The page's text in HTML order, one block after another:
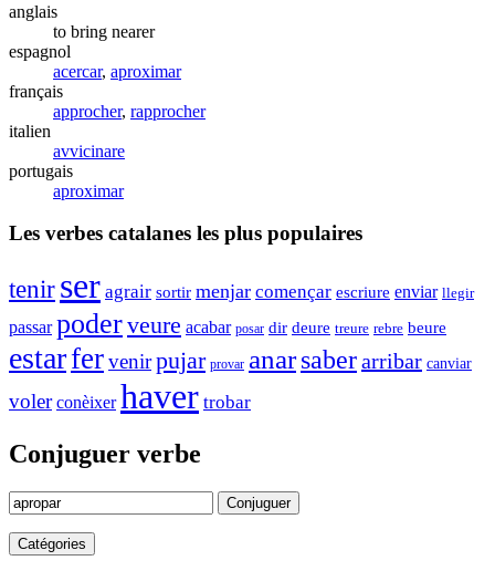
anglais
to bring nearer
espagnol
acercar, aproximar
français
approcher, rapprocher
italien
avvicinare
portugais
aproximar
Les verbes catalanes les plus populaires
tenirser agrair sortir menjar començar escriure enviar llegir
passar poderveure acabar posar dir deure treure rebre beure
estarfervenirpujar provar anarsaberarribar canviar
voler conèixer haver trobar
Conjuguer verbe
Conjuguer
Catégories